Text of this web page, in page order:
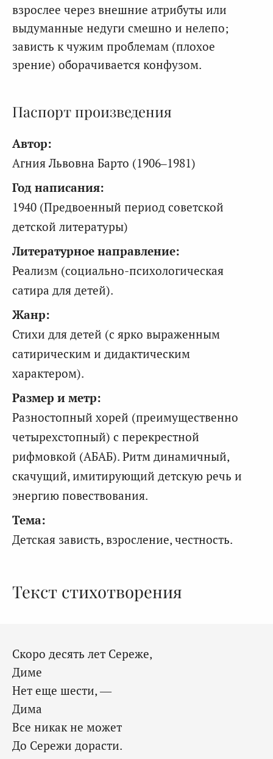
взрослее через внешние атрибуты или
выдуманные недуги смешно и нелепо;
зависть к чужим проблемам (плохое
зрение) оборачивается конфузом.
Паспорт произведения
Автор:
Агния Львовна Барто (1906–1981)
Год написания:
1940 (Предвоенный период советской
детской литературы)
Литературное направление:
Реализм (социально-психологическая
сатира для детей).
Жанр:
Стихи для детей (с ярко выраженным
сатирическим и дидактическим
характером).
Размер и метр:
Разностопный хорей (преимущественно
четырехстопный) с перекрестной
рифмовкой (АБАБ). Ритм динамичный,
скачущий, имитирующий детскую речь и
энергию повествования.
Тема:
Детская зависть, взросление, честность.
Текст стихотворения
Скоро десять лет Сереже,
Диме
Нет еще шести, —
Дима
Все никак не может
До Сережи дорасти.